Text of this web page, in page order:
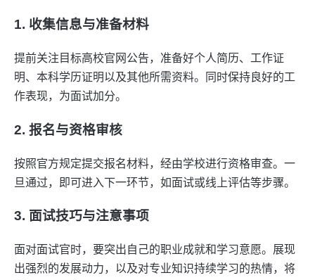
1. 收集信息与准备材料
提前关注目标高校官网公告，准备好个人简历、工作证
明、本科学历证明以及其他所需资料。同时保持良好的工
作表现，为面试加分。
2. 报名与资格审核
按照官方规定提交报名材料，经由学校进行资格审查。一
旦通过，即可进入下一环节，如面试或线上评估等步骤。
3. 面试技巧与注意事项
面对面试官时，要突出自己的职业成就和学习意愿。展现
出强烈的发展动力，以及对专业知识持续学习的热情，将